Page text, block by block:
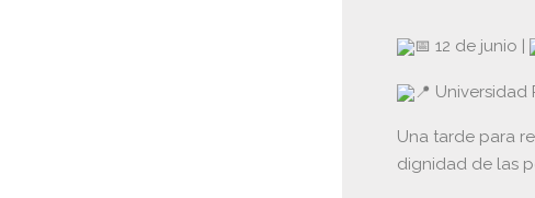
12 de junio |
Universidad
Una tarde para
dignidad de las